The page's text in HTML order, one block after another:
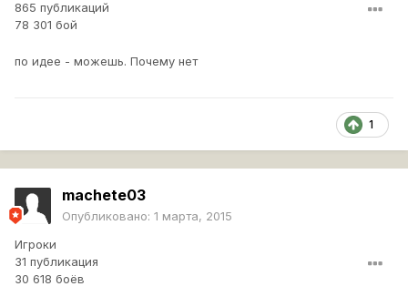
865 публикаций
78 301 бой
по идее - можешь. Почему нет
1
machete03
Опубликовано: 1 марта, 2015
Игроки
31 публикация
30 618 боёв